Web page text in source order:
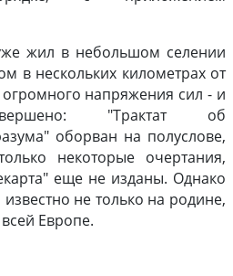
жил в небольшом селении
в нескольких километрах от
огромного напряжения сил - и
"Трактат об
оборван на полуслове,
некоторые очертания,
еще не изданы. Однако
не только на родине,
Европе.